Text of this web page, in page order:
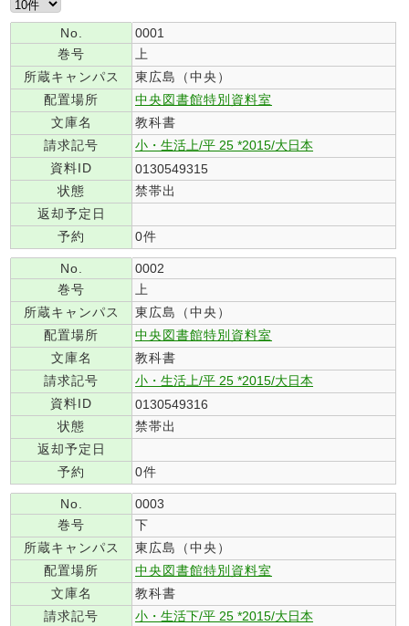
No.
0001
巻号
上
所蔵キャンパス
東広島（中央）
配置場所
中央図書館特別資料室
文庫名
教科書
請求記号
小・生活上/平 25 *2015/大日本
資料ID
0130549315
状態
禁帯出
返却予定日
予約
0件
No.
0002
巻号
上
所蔵キャンパス
東広島（中央）
配置場所
中央図書館特別資料室
文庫名
教科書
請求記号
小・生活上/平 25 *2015/大日本
資料ID
0130549316
状態
禁帯出
返却予定日
予約
0件
No.
0003
巻号
下
所蔵キャンパス
東広島（中央）
配置場所
中央図書館特別資料室
文庫名
教科書
請求記号
小・生活下/平 25 *2015/大日本